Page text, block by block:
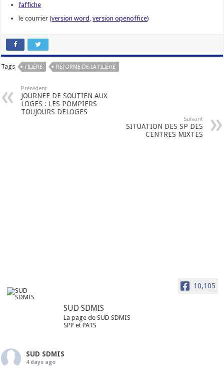
l’affiche
le courrier (version word ,version openoffice)
Tags FILIÈRE RÉFORME DE LA FILIÈRE
Précédent
JOURNEE DE SOUTIEN AUX
LOGES : LES POMPIERS
TOUJOURS DELOGES
Suivant
SITUATION DES SP DES
CENTRES MIXTES
10,105
SUD SDMIS
La page de SUD SDMIS
SPP et PATS
SUD SDMIS
4 days ago